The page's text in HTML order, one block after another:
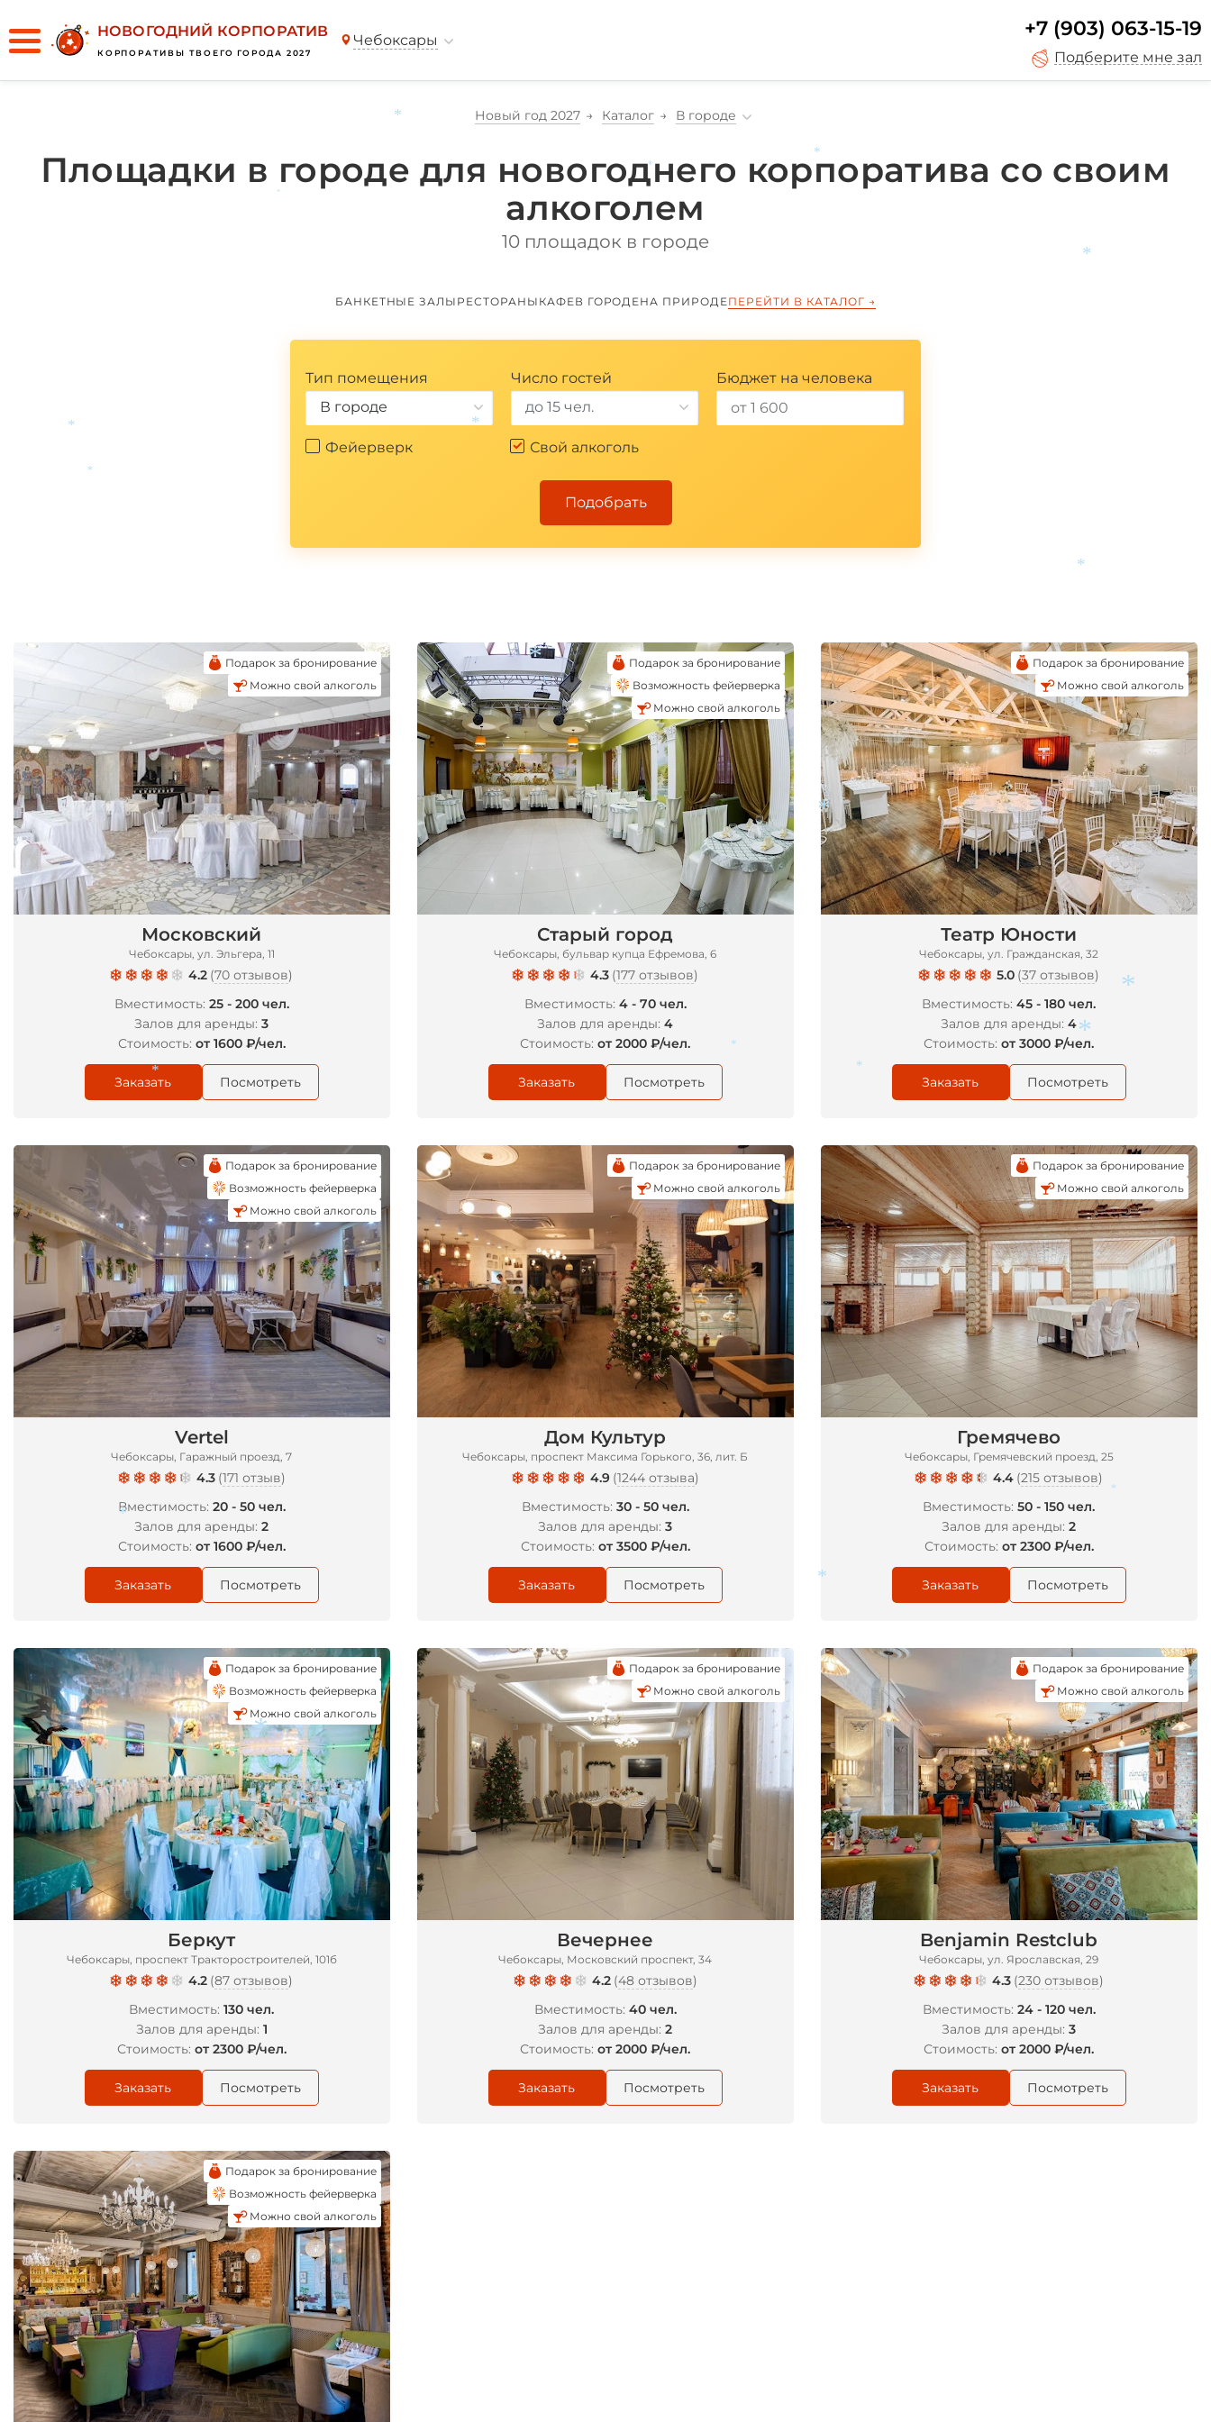
НОВОГОДНИЙ КОРПОРАТИВ
КОРПОРАТИВЫ ТВОЕГО ГОРОДА 2027
Чебоксары +7 (903) 063-15-19
Подберите мне зал
Новый год 2027 Каталог В городе
Площадки в городе для новогоднего корпоратива со своим
алкоголем
10 площадок в городе
БАНКЕТНЫЕ ЗАЛЫ РЕСТОРАНЫ КАФЕВ ГОРОДЕНА ПРИРОДЕПЕРЕЙТИ В КАТАЛОГ →
Тип помещения
В городе
Число гостей
до 15 чел.
Бюджет на человека
Фейерверк Свой алкоголь
Подобрать
Московский
Чебоксары, ул. Эльгера, 11
4.2 (70 отзывов)
Вместимость: 25 - 200 чел.
Залов для аренды:3
Стоимость: от 1600 ₽/чел.
Подарок за бронирование
Можно свой алкоголь
Заказать Посмотреть
Старый город
Чебоксары, бульвар купца Ефремова, 6
4.3 (177 отзывов)
Вместимость: 4 - 70 чел.
Залов для аренды:4
Стоимость:от 2000 ₽/чел.
Подарок за бронирование
Возможность фейерверка
Можно свой алкоголь
Заказать Посмотреть
Театр Юности
Чебоксары, ул. Гражданская, 32
5.0 (37 отзывов)
Вместимость:45 - 180 чел.
Залов для аренды:4
Стоимость:от 3000 ₽/чел.
Подарок за бронирование
Можно свой алкоголь
Заказать Посмотреть
Vertel
Чебоксары, Гаражный проезд, 7
4.3 (171 отзыв)
Вместимость: 20 - 50 чел.
Залов для аренды:2
Стоимость: от 1600 ₽/чел.
Подарок за бронирование
Возможность фейерверка
Можно свой алкоголь
Заказать Посмотреть
Дом Культур
Чебоксары, проспект Максима Горького, 36, лит. Б
4.9 (1244 отзыва)
Вместимость: 30 - 50 чел.
Залов для аренды:3
Стоимость: от 3500 ₽/чел.
Подарок за бронирование
Можно свой алкоголь
Заказать Посмотреть
Гремячево
Чебоксары, Гремячевский проезд, 25
4.4 (215 отзывов)
Вместимость:50 - 150 чел.
Залов для аренды:2
Стоимость: от 2300 ₽/чел.
Подарок за бронирование
Можно свой алкоголь
Заказать Посмотреть
Беркут
Чебоксары, проспект Тракторостроителей, 101б
4.2 (87 отзывов)
Вместимость:130 чел.
Залов для аренды: 1
Стоимость: от 2300 ₽/чел.
Подарок за бронирование
Возможность фейерверка
Можно свой алкоголь
Заказать Посмотреть
Вечернее
Чебоксары, Московский проспект, 34
4.2 (48 отзывов)
Вместимость: 40 чел.
Залов для аренды:2
Стоимость:от 2000 ₽/чел.
Подарок за бронирование
Можно свой алкоголь
Заказать Посмотреть
Benjamin Restclub
Чебоксары, ул. Ярославская, 29
4.3 (230 отзывов)
Вместимость: 24 - 120 чел.
Залов для аренды:3
Стоимость:от 2000 ₽/чел.
Подарок за бронирование
Можно свой алкоголь
Заказать Посмотреть
Подарок за бронирование
Возможность фейерверка
Можно свой алкоголь
*
*
*
*
*
*
*